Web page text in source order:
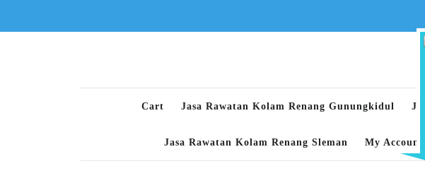
Cart Jasa Rawatan Kolam Renang Gunungkidul
Jasa Rawatan Kolam Renang Sleman My Account